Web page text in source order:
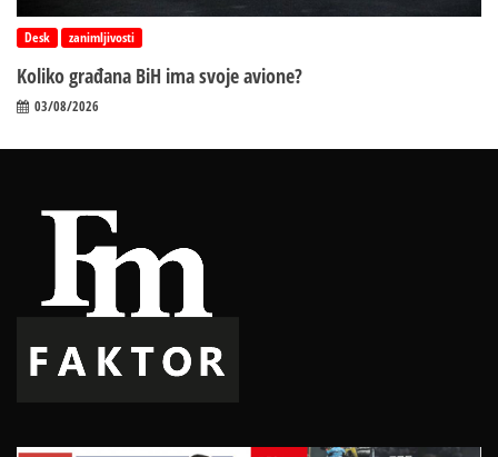
Desk zanimljivosti
Koliko građana BiH ima svoje avione?
03/08/2026